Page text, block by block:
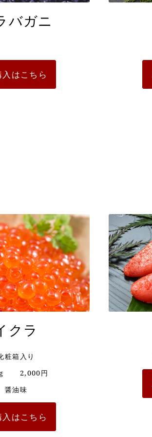
バガニ
はこちら
クラ
粧箱入り
2,000円
醤油味
はこちら